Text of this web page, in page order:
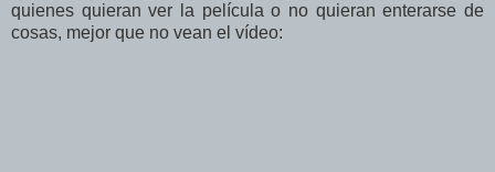
quienes quieran ver la película o no quieran enterarse de
cosas, mejor que no vean el vídeo: